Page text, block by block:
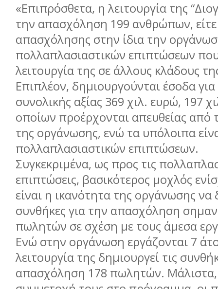
«Επιπρόσθετα, η λειτουργία της
την απασχόληση 199 ανθρώπων,
απασχόλησης στην ίδια την
πολλαπλασιαστικών επιπτώσεων
λειτουργία της σε άλλους κλάδους
Επιπλέον, δημιουργούνται έσοδα
συνολικής αξίας 369 χιλ. ευρώ, 197
οποίων προέρχονται απευθείας από
της οργάνωσης, ενώ τα υπόλοιπα
πολλαπλασιαστικών επιπτώσεων.
Συγκεκριμένα, ως προς τις
επιπτώσεις, βασικότερος μοχλός
είναι η ικανότητα της οργάνωσης να
συνθήκες για την απασχόληση
πωλητών σε σχέση με τους άμεσα
Ενώ στην οργάνωση εργάζονται 7
λειτουργία της δημιουργεί τις
απασχόληση 178 πωλητών.